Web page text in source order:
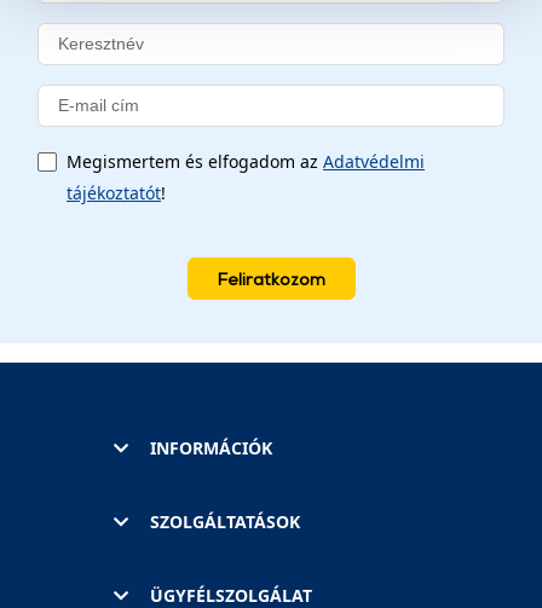
szolgáltatásaink biztosításához szükségesek. Az oldal
használatával Ön elfogadja a cookie-k használatát.
Megismertem és elfogadom az Adatvédelmi
tájékoztatót!
Feliratkozom
INFORMÁCIÓK
SZOLGÁLTATÁSOK
ÜGYFÉLSZOLGÁLAT